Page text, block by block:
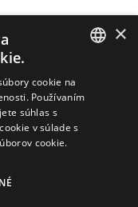
×
cookie na
Používaním
súhlas s
v súlade s
cookie.